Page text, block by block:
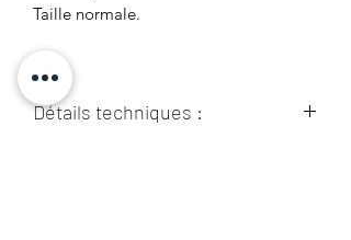
Taille normale.
Détails techniques :